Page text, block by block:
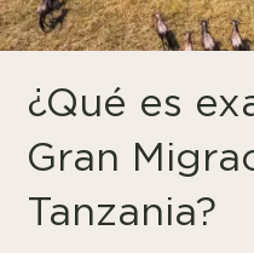
¿Qué es
Gran
Tanzania?